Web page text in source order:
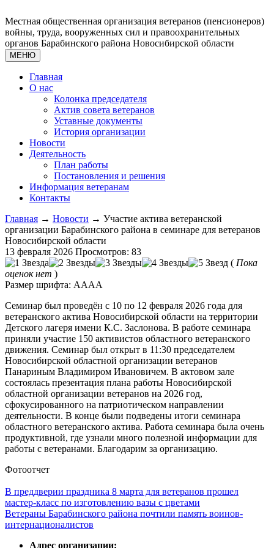
Местная общественная организация ветеранов (пенсионеров)
войны, труда, вооруженных сил и правоохранительных
органов Барабинского района Новосибирской области
МЕНЮ
Главная
О нас
Колонка председателя
Актив совета ветеранов
Уставные документы
История организации
Новости
Деятельность
План работы
Постановления и решения
Информация ветеранам
Контакты
Главная → Новости → Участие актива ветеранской
организации Барабинского района в семинаре для ветеранов
Новосибирской области
13 февраля 2026 Просмотров: 83
( Пока
оценок нет )
Размер шрифта: AAAA
Семинар был проведён с 10 по 12 февраля 2026 года для
ветеранского актива Новосибирской области на территории
Детского лагеря имени К.С. Заслонова. В работе семинара
приняли участие 150 активистов областного ветеранского
движения. Семинар был открыт в 11:30 председателем
Новосибирской областной организации ветеранов
Панариным Владимиром Ивановичем. В актовом зале
состоялась презентация плана работы Новосибирской
областной организации ветеранов на 2026 год,
сфокусированного на патриотическом направлении
деятельности. В конце были подведены итоги семинара
областного ветеранского актива. Работа семинара была очень
продуктивной, где узнали много полезной информации для
работы с ветеранами. Благодарим за организацию.
Фотоотчет
В преддверии праздника 8 марта для ветеранов прошел
мастер-класс по изготовлению вазы с цветами
Ветераны Барабинского района почтили память воинов-
интернационалистов
Адрес организации: